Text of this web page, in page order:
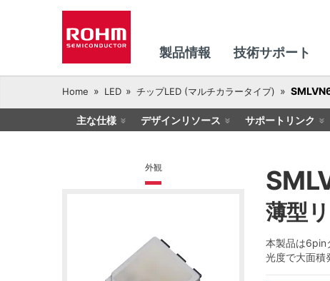
製品情報 技術サポート
Home LED チップLED (マルチカラータイプ)
主な仕様 デザインリソース サポートリンク
外観
薄型
本製品は6pin
光度で大面積